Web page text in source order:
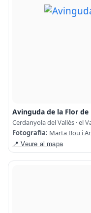
Avinguda de la Flor de
Cerdanyola del Vallès · el
Fotografia: Marta Bou i
📍 Veure al mapa